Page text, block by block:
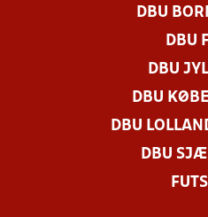
DBU
DBU
DBU
DBU
DBU
DBU